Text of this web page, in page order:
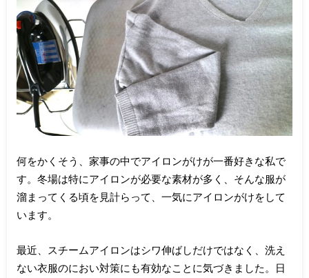
何をかくそう、家事の中でアイロンがけが一番好きな私で
す。冬場は特にアイロンが必要な素材が多く、そんな服が
溜まってくる頃を見計らって、一気にアイロンがけをして
います。
最近、スチームアイロンはシワ伸ばしだけではなく、洗え
ない衣服のにおい対策にも有効なことに気づきました。日